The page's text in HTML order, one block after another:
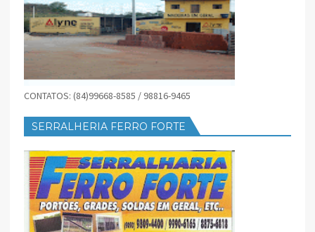
CONTATOS: (84)99668-8585 / 98816-9465
SERRALHERIA FERRO FORTE